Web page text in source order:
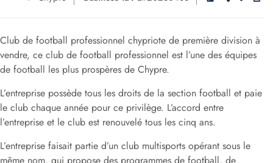
Club de football professionnel chypriote de première division à
vendre, ce club de football professionnel est l’une des équipes
de football les plus prospères de Chypre.
L’entreprise possède tous les droits de la section football et paie
le club chaque année pour ce privilège. L’accord entre
l’entreprise et le club est renouvelé tous les cinq ans.
L’entreprise faisait partie d’un club multisports opérant sous le